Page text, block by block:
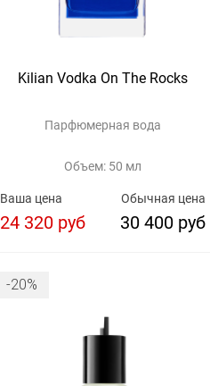
Kilian Vodka On The Rocks
Парфюмерная вода
Объем: 50 мл
Обычная цена
30 400 руб
Ваша цена
24 320 руб
-20%